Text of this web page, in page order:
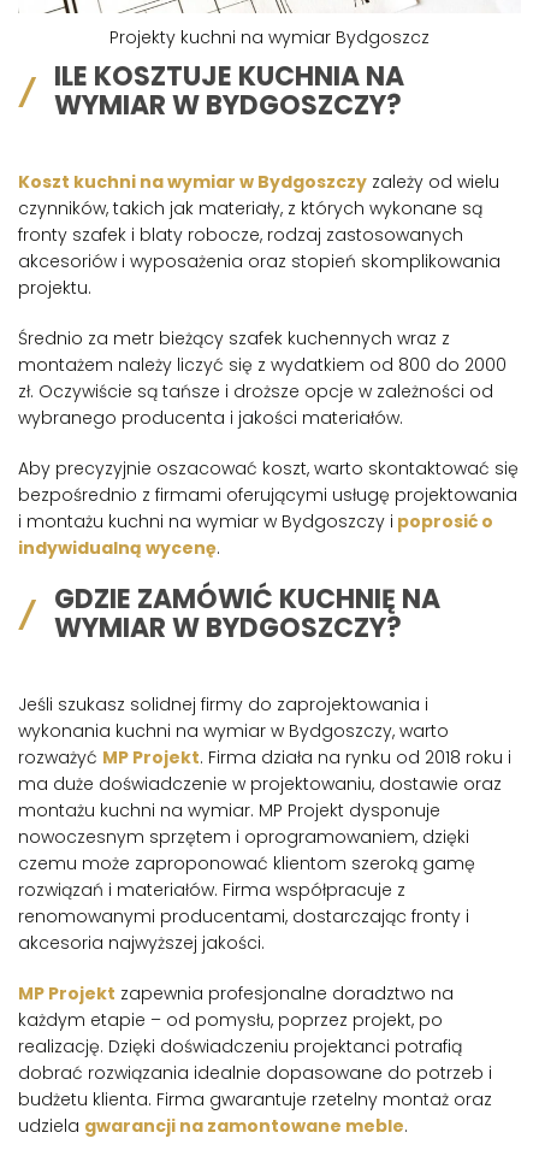
Projekty kuchni na wymiar Bydgoszcz
ILE KOSZTUJE KUCHNIA NA
WYMIAR W BYDGOSZCZY?
Koszt kuchni na wymiar w Bydgoszczy zależy od wielu
czynników, takich jak materiały, z których wykonane są
fronty szafek i blaty robocze, rodzaj zastosowanych
akcesoriów i wyposażenia oraz stopień skomplikowania
projektu.
Średnio za metr bieżący szafek kuchennych wraz z
montażem należy liczyć się z wydatkiem od 800 do 2000
zł. Oczywiście są tańsze i droższe opcje w zależności od
wybranego producenta i jakości materiałów.
Aby precyzyjnie oszacować koszt, warto skontaktować się
bezpośrednio z firmami oferującymi usługę projektowania
i montażu kuchni na wymiar w Bydgoszczy i poprosić o
indywidualną wycenę.
GDZIE ZAMÓWIĆ KUCHNIĘ NA
WYMIAR W BYDGOSZCZY?
Jeśli szukasz solidnej firmy do zaprojektowania i
wykonania kuchni na wymiar w Bydgoszczy, warto
rozważyć MP Projekt. Firma działa na rynku od 2018 roku i
ma duże doświadczenie w projektowaniu, dostawie oraz
montażu kuchni na wymiar. MP Projekt dysponuje
nowoczesnym sprzętem i oprogramowaniem, dzięki
czemu może zaproponować klientom szeroką gamę
rozwiązań i materiałów. Firma współpracuje z
renomowanymi producentami, dostarczając fronty i
akcesoria najwyższej jakości.
MP Projekt zapewnia profesjonalne doradztwo na
każdym etapie – od pomysłu, poprzez projekt, po
realizację. Dzięki doświadczeniu projektanci potrafią
dobrać rozwiązania idealnie dopasowane do potrzeb i
budżetu klienta. Firma gwarantuje rzetelny montaż oraz
udziela gwarancji na zamontowane meble.